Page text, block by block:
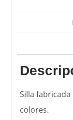
Silla
colores.